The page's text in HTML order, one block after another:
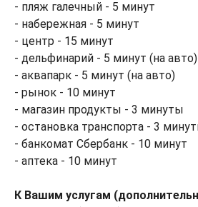
- пляж галечный - 5 минут
- набережная - 5 минут
- центр - 15 минут
- дельфинарий - 5 минут (на авто)
- аквапарк - 5 минут (на авто)
- рынок - 10 минут
- магазин продукты - 3 минуты
- остановка транспорта - 3
- банкомат Сбербанк - 10 минут
- аптека - 10 минут
К Вашим услугам